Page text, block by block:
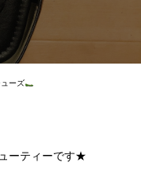
ーズ
ーティーです★